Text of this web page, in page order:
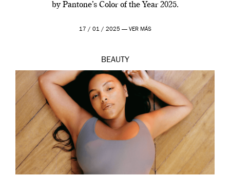
by Pantone’s Color of the Year 2025.
17 / 01 / 2025 — VER MÁS
BEAUTY